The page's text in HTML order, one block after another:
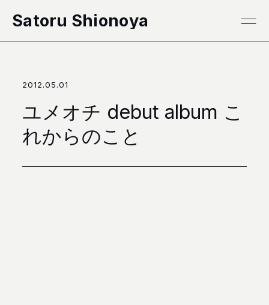
Satoru Shionoya
2012.05.01
ユメオチ debut album こ
れからのこと